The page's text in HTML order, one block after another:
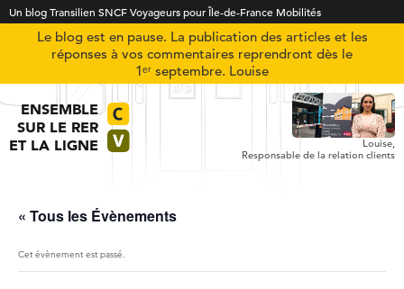
Un blog Transilien SNCF Voyageurs pour Île-de-France Mobilités
Le blog est en pause. La publication des articles et les
réponses à vos commentaires reprendront dès le
1ᵉʳ septembre. Louise
ENSEMBLE
SUR LE RER
ET LA LIGNE
Louise,
Responsable de la relation clients
« Tous les Évènements
Cet évènement est passé.